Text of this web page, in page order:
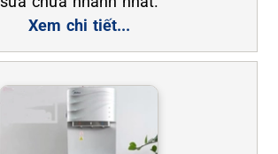
Xem chi tiết...